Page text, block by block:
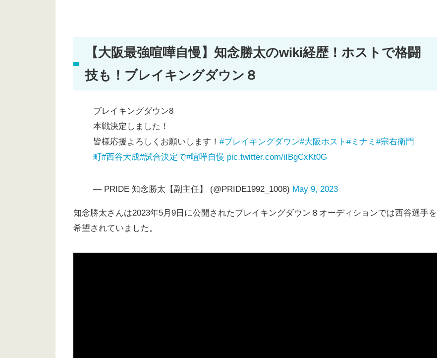
【大阪最強喧嘩自慢】知念勝太のwiki経歴！ホストで格闘
技も！ブレイキングダウン８
ブレイキングダウン8
本戦決定しました！
皆様応援よろしくお願いします！ #ブレイキングダウン#大阪ホスト #ミナミ #宗右衛門
町#西谷大成#試合決定で#喧嘩自慢 pic.twitter.com/iIBgCxKt0G
— PRIDE 知念勝太【副主任】 (@PRIDE1992_1008) May 9, 2023
知念勝太さんは2023年5月9日に公開されたブレイキングダウン８オーディションでは西谷選手を
希望されていました。